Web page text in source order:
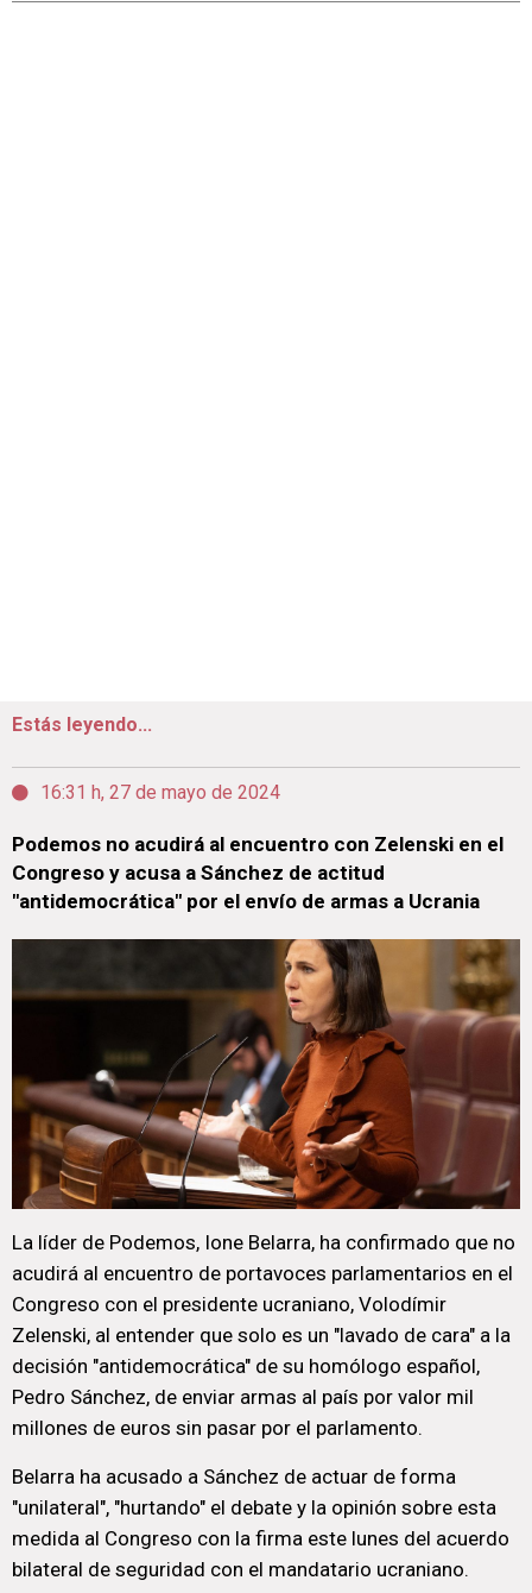
Estás leyendo...
16:31 h, 27 de mayo de 2024
Podemos no acudirá al encuentro con Zelenski en el
Congreso y acusa a Sánchez de actitud
"antidemocrática" por el envío de armas a Ucrania
La líder de Podemos, Ione Belarra, ha confirmado que no
acudirá al encuentro de portavoces parlamentarios en el
Congreso con el presidente ucraniano, Volodímir
Zelenski, al entender que solo es un "lavado de cara" a la
decisión "antidemocrática" de su homólogo español,
Pedro Sánchez, de enviar armas al país por valor mil
millones de euros sin pasar por el parlamento.
Belarra ha acusado a Sánchez de actuar de forma
"unilateral", "hurtando" el debate y la opinión sobre esta
medida al Congreso con la firma este lunes del acuerdo
bilateral de seguridad con el mandatario ucraniano.